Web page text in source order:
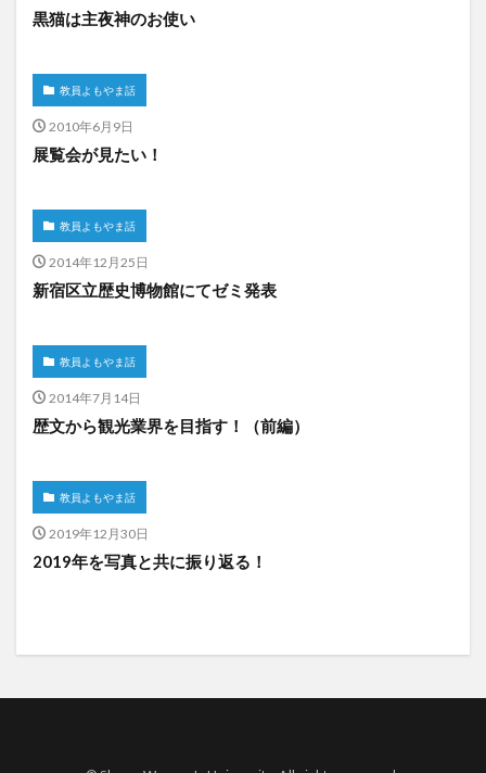
黒猫は主夜神のお使い
教員よもやま話
2010年6月9日
展覧会が見たい！
教員よもやま話
2014年12月25日
新宿区立歴史博物館にてゼミ発表
教員よもやま話
2014年7月14日
歴文から観光業界を目指す！（前編）
教員よもやま話
2019年12月30日
2019年を写真と共に振り返る！